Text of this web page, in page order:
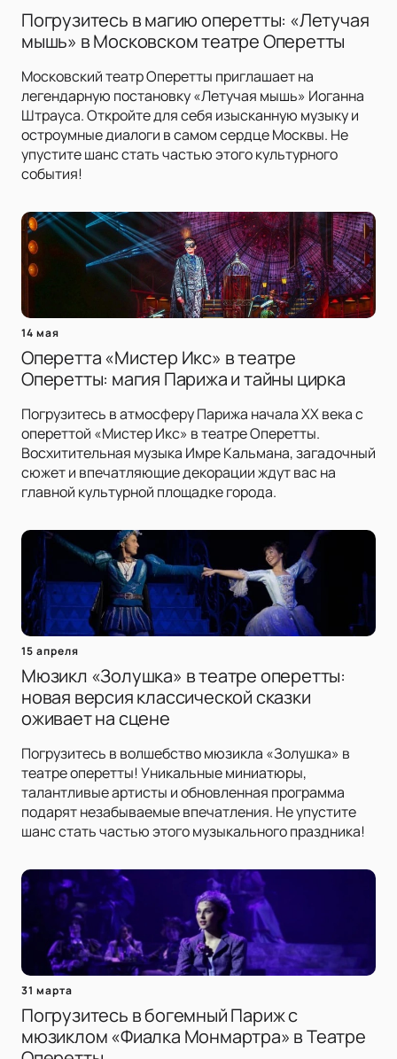
Погрузитесь в магию оперетты: «Летучая
мышь» в Московском театре Оперетты
Московский театр Оперетты приглашает на
легендарную постановку «Летучая мышь» Иоганна
Штрауса. Откройте для себя изысканную музыку и
остроумные диалоги в самом сердце Москвы. Не
упустите шанс стать частью этого культурного
события!
14 мая
Оперетта «Мистер Икс» в театре
Оперетты: магия Парижа и тайны цирка
Погрузитесь в атмосферу Парижа начала XX века с
опереттой «Мистер Икс» в театре Оперетты.
Восхитительная музыка Имре Кальмана, загадочный
сюжет и впечатляющие декорации ждут вас на
главной культурной площадке города.
15 апреля
Мюзикл «Золушка» в театре оперетты:
новая версия классической сказки
оживает на сцене
Погрузитесь в волшебство мюзикла «Золушка» в
театре оперетты! Уникальные миниатюры,
талантливые артисты и обновленная программа
подарят незабываемые впечатления. Не упустите
шанс стать частью этого музыкального праздника!
31 марта
Погрузитесь в богемный Париж с
мюзиклом «Фиалка Монмартра» в Театре